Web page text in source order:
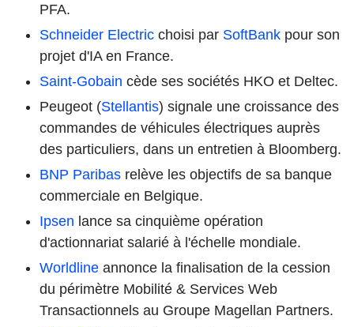
PFA.
Schneider Electric choisi par SoftBank pour son
projet d'IA en France.
Saint-Gobain cède ses sociétés HKO et Deltec.
Peugeot (Stellantis) signale une croissance des
commandes de véhicules électriques auprès
des particuliers, dans un entretien à Bloomberg.
BNP Paribas relève les objectifs de sa banque
commerciale en Belgique.
Ipsen lance sa cinquième opération
d'actionnariat salarié à l'échelle mondiale.
Worldline annonce la finalisation de la cession
du périmètre Mobilité & Services Web
Transactionnels au Groupe Magellan Partners.